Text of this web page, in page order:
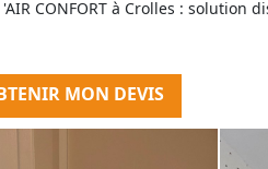
CONFORT à Crolles :
MON DEVIS